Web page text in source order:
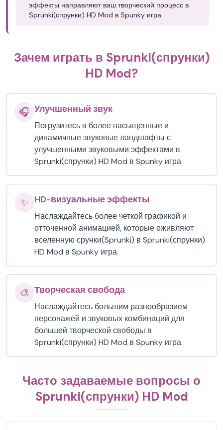
эффекты направляют ваш творческий процесс в
Sprunki(спрунки) HD Mod в Spunky игра.
Зачем играть в Sprunki(спрунки)
HD Mod?
🎧 Улучшенный звук
Погрузитесь в более насыщенные и
динамичные звуковые ландшафты с
улучшенными звуковыми эффектами в
Sprunki(спрунки) HD Mod в Spunky игра.
✨ HD-визуальные эффекты
Наслаждайтесь более четкой графикой и
отточенной анимацией, которые оживляют
вселенную срунки(Sprunki) в Sprunki(спрунки)
HD Mod в Spunky игра.
🎨 Творческая свобода
Наслаждайтесь большим разнообразием
персонажей и звуковых комбинаций для
большей творческой свободы в
Sprunki(спрунки) HD Mod в Spunky игра.
Часто задаваемые вопросы о
Sprunki(спрунки) HD Mod